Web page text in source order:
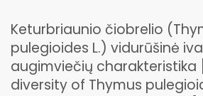
Keturbriaunio čiobrelio
pulegioides L.) vidurūšinė
augimviečių
diversity of Thymus